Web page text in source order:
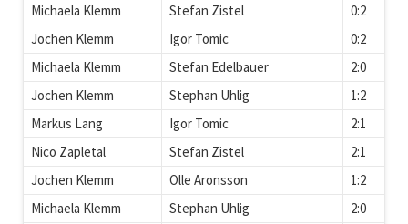
Michaela Klemm
Stefan Zistel
0:2
Jochen Klemm
Igor Tomic
0:2
Michaela Klemm
Stefan Edelbauer
2:0
Jochen Klemm
Stephan Uhlig
1:2
Markus Lang
Igor Tomic
2:1
Nico Zapletal
Stefan Zistel
2:1
Jochen Klemm
Olle Aronsson
1:2
Michaela Klemm
Stephan Uhlig 2:0